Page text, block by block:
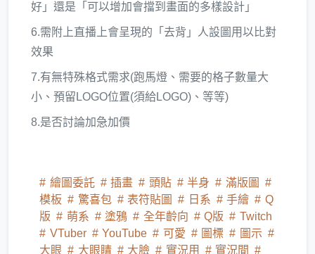
好」還是「可以增加會擋到畫面的多樣設計」
6.需附上直播上會呈現的「去背」人設圖用以比對
效果
7.有無特殊格式需求(跑馬燈、需要的格子數量大
小、預留LOGO位置(須給LOGO)、等等)
8.是否討論加急加價
繪圖委託 插畫 頭貼 半身
滿版圖
模板
驚喜包 表符貼圖 日系 手繪
Q
版
萌系 塗鴉 全年齡向 Q版
Twitch
VTuber
YouTube 可愛 圖標
圖示
大眼
大眼睛 大臉 實況用 實況間